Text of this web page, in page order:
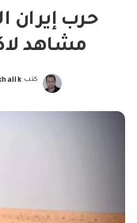
حرب إيران
مشاهد
Posted
كتب